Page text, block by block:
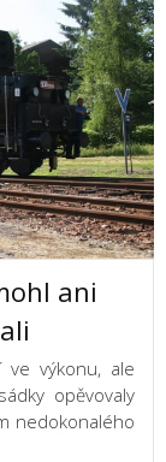
ani
ve výkonu, ale
opěvovaly
nedokonalého